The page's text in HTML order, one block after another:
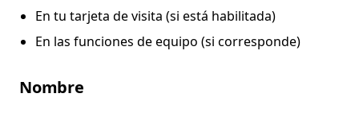
En tu tarjeta de visita (si está habilitada)
En las funciones de equipo (si corresponde)
Nombre